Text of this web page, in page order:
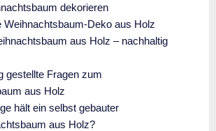
dekorieren
Weihnachtsbaum-Deko aus Holz
aus Holz – nachhaltig
gestellte Fragen zum
aus Holz
hält ein selbst gebauter
aus Holz?